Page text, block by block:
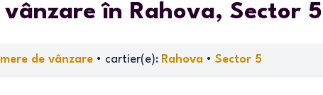
în Rahova, Sector 5
de vânzare • cartier(e): Rahova • Sector 5